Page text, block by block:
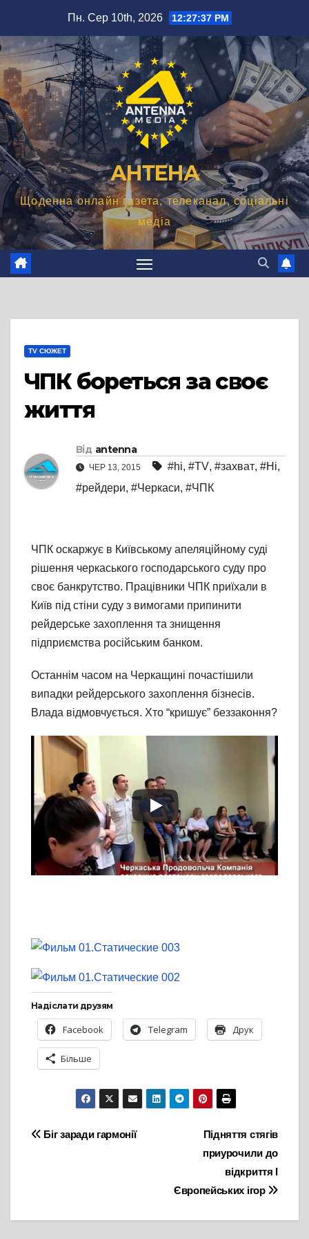
вмісту
Пн. Сер 10th, 2026 12:27:39 PM
АНТЕНА
Щоденна онлайн газета, телеканал, соціальні
медіа
TV СЮЖЕТ
ЧПК бореться за своє
життя
Від antenna
ЧЕР 13, 2015 #hi, #TV, #захват, #Ні,
#рейдери, #Черкаси, #ЧПК
ЧПК оскаржує в Київському апеляційному суді
рішення черкаського господарського суду про
своє банкрутство. Працівники ЧПК приїхали в
Київ під стіни суду з вимогами припинити
рейдерське захоплення та знищення
підприємства російським банком.
Останнім часом на Черкащині почастішили
випадки рейдерського захоплення бізнесів.
Влада відмовчується. Хто “кришує” беззаконня?
Надіслати друзям
Facebook Telegram Друк
Більше
Навігація
Підняття стягів
приурочили до
відкриття І
Європейських ігор
Біг заради гармонії